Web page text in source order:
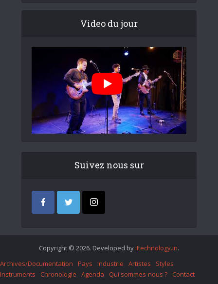
Video du jour
Suivez nous sur
Copyright © 2026. Developed by iItechnology.in.
Archives/Documentation
Pays Industrie Artistes
Styles
Instruments
Chronologie Agenda Qui sommes-nous ? Contact